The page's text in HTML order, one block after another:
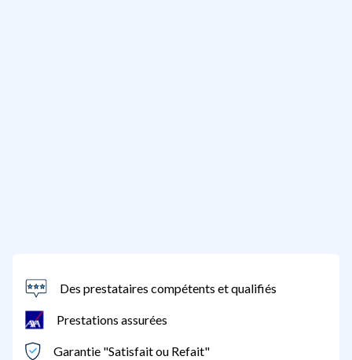
Des prestataires compétents et qualifiés
Prestations assurées
Garantie "Satisfait ou Refait"